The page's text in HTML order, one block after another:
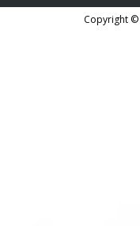
Copyright ©